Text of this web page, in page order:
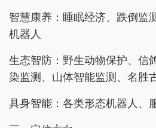
智慧康养：睡眠经济、跌倒监
机器人
生态智防：野生动物保护、信
染监测、山体智能监测、名胜
具身智能：各类形态机器人、